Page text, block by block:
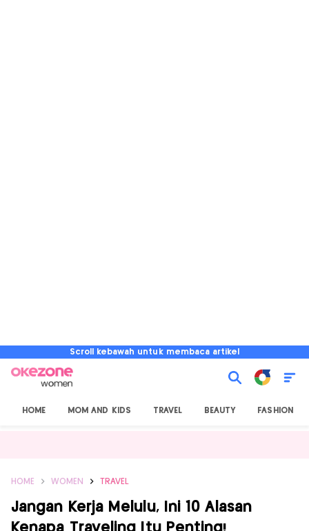
Scroll kebawah untuk membaca artikel
HOME MOM AND KIDS TRAVEL BEAUTY FASHION
HOME WOMEN TRAVEL
Jangan Kerja Melulu, Ini 10 Alasan
Kenapa Traveling Itu Penting!